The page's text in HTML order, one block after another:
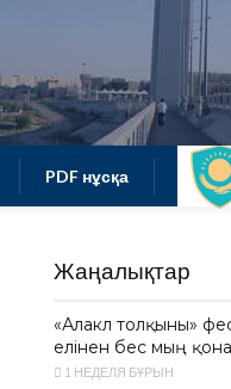
PDF нұсқа
Жаңалықтар
«Алакөл толқыны»
елінен бес мың
1 НЕДЕЛЯ БҰРЫН